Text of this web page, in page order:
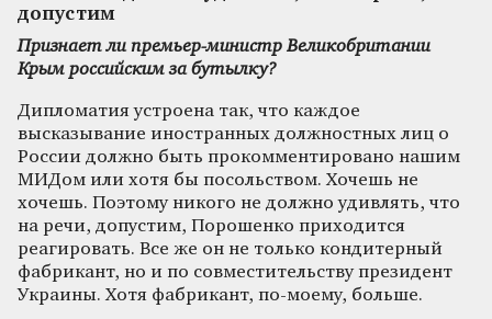
допустим
Признает ли премьер-министр Великобритании
Крым российским за бутылку?
Дипломатия устроена так, что каждое
высказывание иностранных должностных лиц о
России должно быть прокомментировано нашим
МИДом или хотя бы посольством. Хочешь не
хочешь. Поэтому никого не должно удивлять, что
на речи, допустим, Порошенко приходится
реагировать. Все же он не только кондитерный
фабрикант, но и по совместительству президент
Украины. Хотя фабрикант, по-моему, больше.